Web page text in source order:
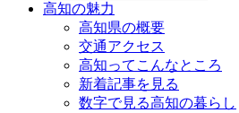
高知の魅力
高知県の概要
交通アクセス
高知ってこんなところ
新着記事を見る
数字で見る高知の暮らし